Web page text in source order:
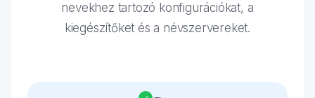
nevekhez tartozó konfigurációkat, a
kiegészítőket és a névszervereket.